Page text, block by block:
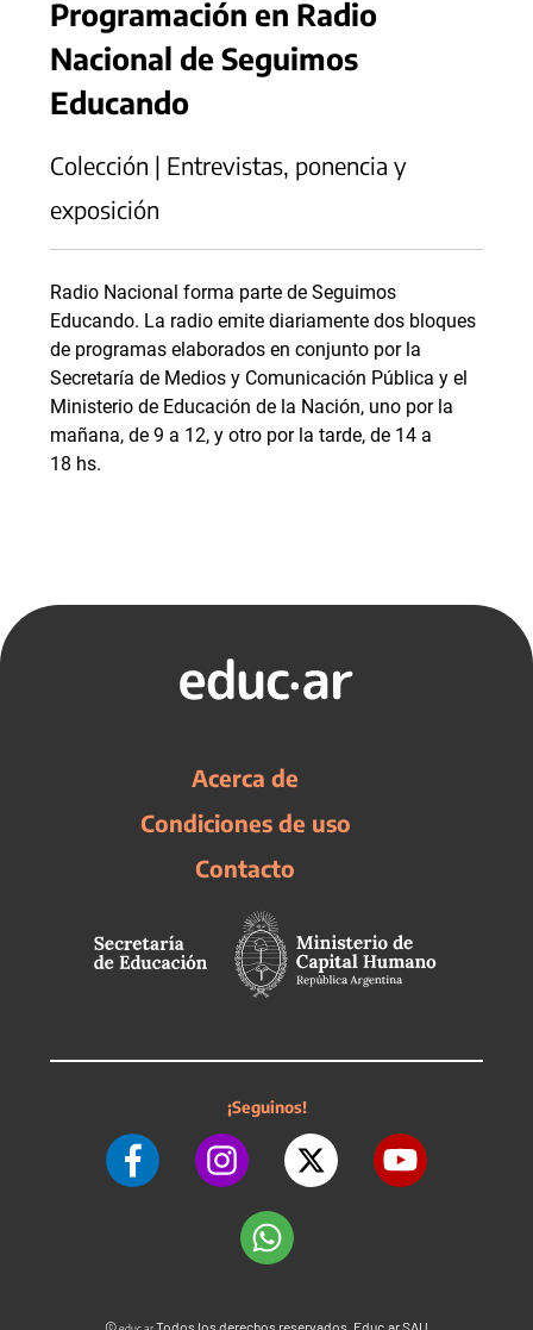
Programación en Radio
Nacional de Seguimos
Educando
Colección | Entrevistas, ponencia y
exposición
Radio Nacional forma parte de Seguimos
Educando. La radio emite diariamente dos bloques
de programas elaborados en conjunto por la
Secretaría de Medios y Comunicación Pública y el
Ministerio de Educación de la Nación, uno por la
mañana, de 9 a 12, y otro por la tarde, de 14 a
18 hs.
Acerca de
Condiciones de uso
Contacto
¡Seguinos!
© Todos los derechos reservados. Educ.ar SAU